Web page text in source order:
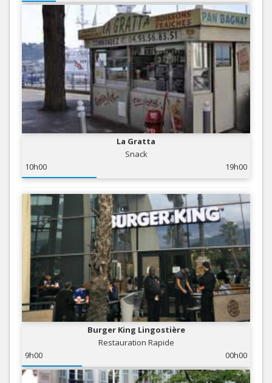
La Gratta
Snack
10h00
19h00
Burger King Lingostière
Restauration Rapide
9h00
00h00